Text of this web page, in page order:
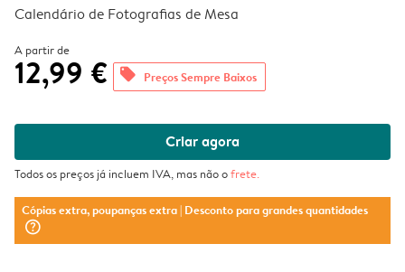
Calendário de Fotografias de Mesa
A partir de
12,99 € offers Preços Sempre Baixos
Criar agora
Todos os preços já incluem IVA, mas não ofrete.
Cópias extra, poupanças extra| Desconto para grandes quantidades
question_mark_circle